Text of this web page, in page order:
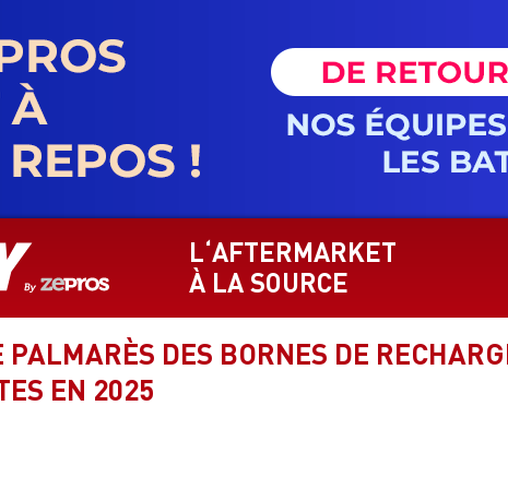
L‘AFTERMARKET
À LA SOURCE
PALMARÈS DES BORNES DE
EN 2025